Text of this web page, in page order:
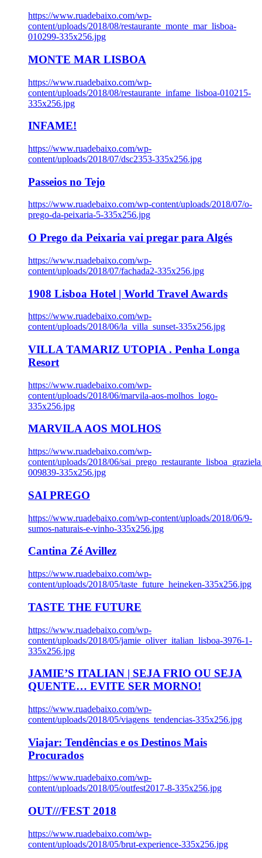
https://www.ruadebaixo.com/wp-
content/uploads/2018/08/restaurante_monte_mar_lisboa-
010299-335x256.jpg
MONTE MAR LISBOA
https://www.ruadebaixo.com/wp-
content/uploads/2018/08/restaurante_infame_lisboa-010215-
335x256.jpg
INFAME!
https://www.ruadebaixo.com/wp-
content/uploads/2018/07/dsc2353-335x256.jpg
Passeios no Tejo
https://www.ruadebaixo.com/wp-content/uploads/2018/07/o-
prego-da-peixaria-5-335x256.jpg
O Prego da Peixaria vai pregar para Algés
https://www.ruadebaixo.com/wp-
content/uploads/2018/07/fachada2-335x256.jpg
1908 Lisboa Hotel | World Travel Awards
https://www.ruadebaixo.com/wp-
content/uploads/2018/06/la_villa_sunset-335x256.jpg
VILLA TAMARIZ UTOPIA . Penha Longa
Resort
https://www.ruadebaixo.com/wp-
content/uploads/2018/06/marvila-aos-molhos_logo-
335x256.jpg
MARVILA AOS MOLHOS
https://www.ruadebaixo.com/wp-
content/uploads/2018/06/
009839-335x256.jpg
SAI PREGO
https://www.ruadebaixo.com/wp-content/uploads/2018/06/9-
sumos-naturais-e-vinho-335x256.jpg
Cantina Zé Avillez
https://www.ruadebaixo.com/wp-
content/uploads/2018/05/taste_future_heineken-335x256.jpg
TASTE THE FUTURE
https://www.ruadebaixo.com/wp-
content/uploads/2018/05/jamie_oliver_italian_lisboa-3976-1-
335x256.jpg
JAMIE’S ITALIAN | SEJA FRIO OU SEJA
QUENTE… EVITE SER MORNO!
https://www.ruadebaixo.com/wp-
content/uploads/2018/05/viagens_tendencias-335x256.jpg
Viajar: Tendências e os Destinos Mais
Procurados
https://www.ruadebaixo.com/wp-
content/uploads/2018/05/outfest2017-8-335x256.jpg
OUT///FEST 2018
https://www.ruadebaixo.com/wp-
content/uploads/2018/05/brut-experience-335x256.jpg